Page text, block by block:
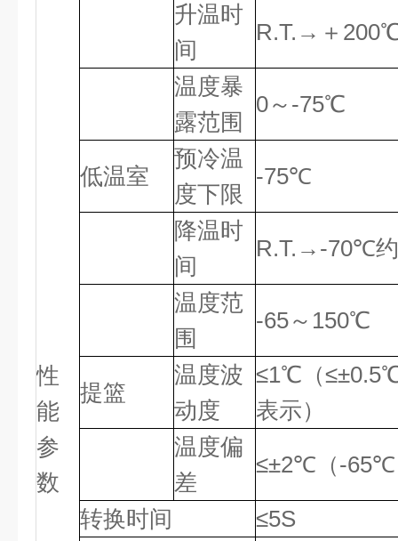
性
能
参
数
升温时
间
R.T.→＋
温度暴
露范围
0～-75℃
低温室
预冷温
度下限
-75℃
降温时
间
R.T.→-70℃
温度范
围
-65～150℃
提篮
温度波
动度
≤1℃（
表示）
温度偏
差
≤±2℃（-
转换时间
≤5S